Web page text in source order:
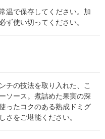
温で保存してください。加
ず使い切ってください。
チの技法を取り入れた、こ
ソース。煮詰めた果実の深
ったコクのある熟成ドミグ
さをご堪能ください。